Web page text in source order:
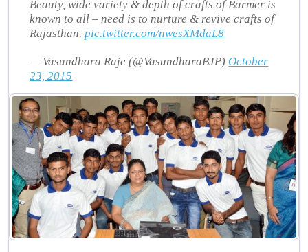
Beauty, wide variety & depth of crafts of Barmer is
known to all – need is to nurture & revive crafts of
Rajasthan.pic.twitter.com/nwesXMdaL8
— Vasundhara Raje (@VasundharaBJP) October
23, 2015